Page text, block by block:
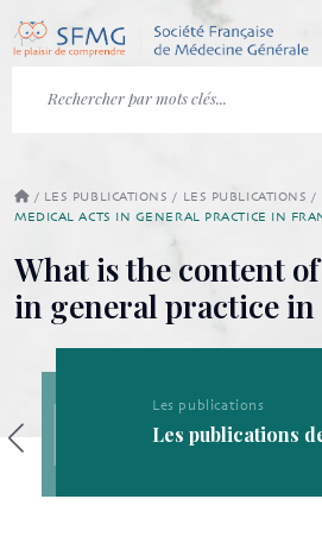
/ LES PUBLICATIONS / LES PUBLICATIONS /
MEDICAL ACTS IN GENERAL PRACTICE IN
What is the content
in general practice in
Les publications
Les publications de